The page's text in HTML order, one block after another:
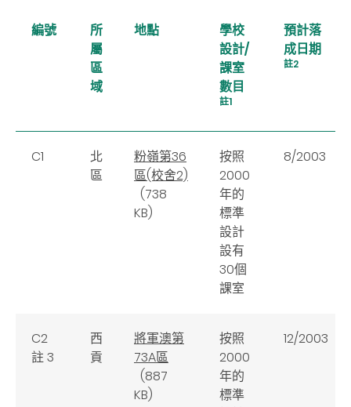
編號
所
屬
區
域
地點
學校
設計/
課室
數目
註1
預計落
成日期
註2
C1
北
區
粉嶺第36
區(校舍2)
(738
KB)
按照
2000
年的
標準
設計
設有
30個
課室
8/2003
C2
註 3
西
貢
將軍澳第
73A區
(887
KB)
按照
2000
年的
標準
12/2003